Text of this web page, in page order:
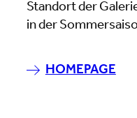
Standort der
in der
HOMEPAGE